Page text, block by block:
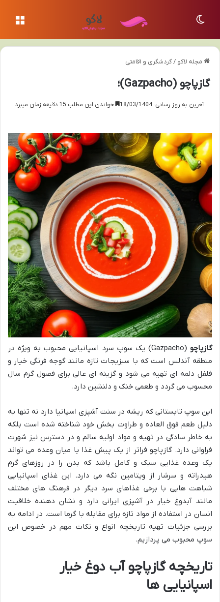
مجله لاکو /گردشگری و اقامتی
گازپاچو (Gazpacho)؛
آخرین به روز رسانی: 18/03/1404 خواندن این مطلب 15 دقیقه زمان میبرد
گازپاچو
(Gazpacho) یک سوپ سرد اسپانیایی محبوب به ویژه در
منطقه آندلس است که با سبزیجات تازه مانند گوجه فرنگی خیار و
فلفل دلمه ای تهیه می شود و گزینه ای عالی برای فصول گرم سال
محسوب می گردد و طعمی خنک و دلنشین دارد.
این سوپ تابستانی که ریشه در سنت آشپزی اسپانیا دارد نه تنها به
دلیل طعم فوق العاده و طراوت بخش خود شناخته شده است بلکه
به خاطر سادگی در تهیه و مواد اولیه سالم و در دسترس نیز شهرت
فراوانی دارد. گازپاچو فراتر از یک پیش غذا یا میان وعده می تواند
یک وعده غذایی سبک و کامل باشد که بدن را در روزهای گرم
هیدراته و سرشار از ویتامین نگه می دارد. این غذای اسپانیایی
شباهت هایی با برخی غذاهای سرد دیگر در فرهنگ های مختلف
مانند آبدوغ خیار در آشپزی ایرانی دارد و نشان دهنده خلاقیت
انسان در استفاده از مواد تازه برای مقابله با گرما است. در ادامه به
بررسی جزئیات تهیه تاریخچه انواع و نکات مهم در خصوص این
سوپ محبوب می پردازیم.
تاریخچه گازپاچو آب دوغ خیار
اسپانیایی ها